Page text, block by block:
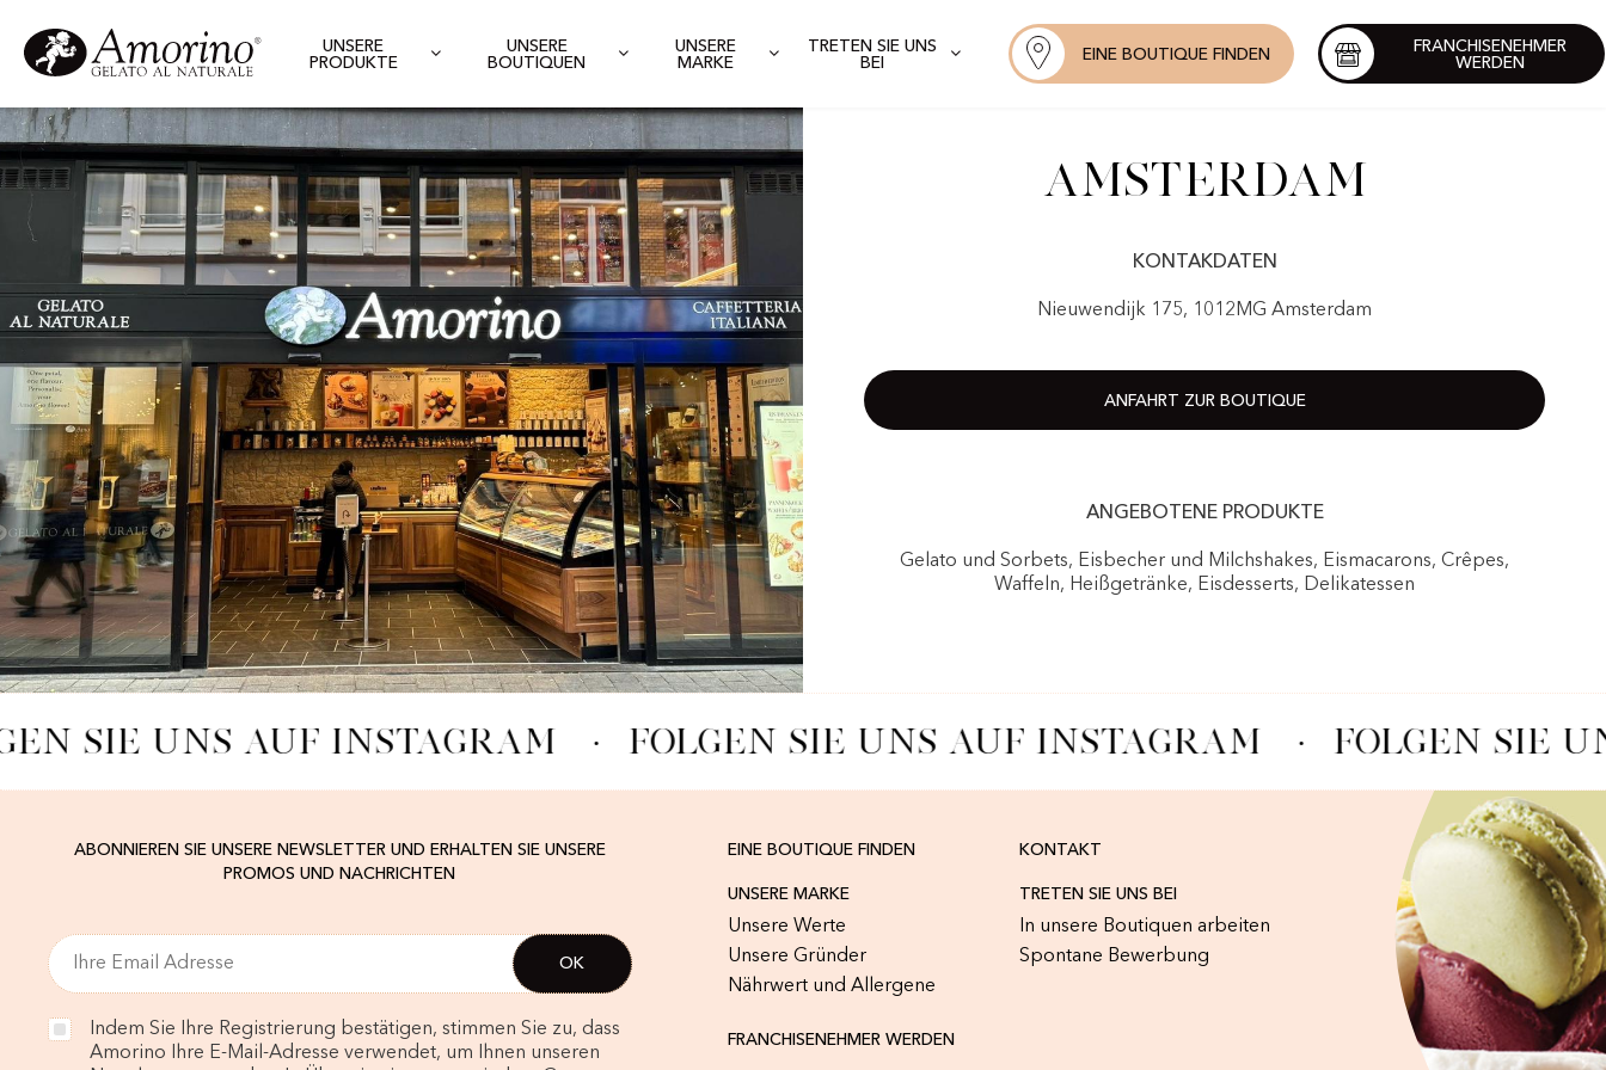
UNSERE
PRODUKTE
UNSERE
BOUTIQUEN
UNSERE
MARKE
TRETEN SIE UNS
BEI
EINE BOUTIQUE FINDEN
FRANCHISENEHMER
WERDEN
Amsterdam
KONTAKDATEN
Nieuwendijk 175, 1012MG Amsterdam
ANFAHRT ZUR BOUTIQUE
ANGEBOTENE PRODUKTE
Gelato und Sorbets, Eisbecher und Milchshakes, Eismacarons, Crêpes,
Waffeln, Heißgetränke, Eisdesserts, Delikatessen
SIE UNS AUF INSTAGRAM · FOLGEN SIE UNS AUF INSTAGRAM · FOLGEN SIE
ABONNIEREN SIE UNSERE NEWSLETTER UND ERHALTEN SIE UNSERE
PROMOS UND NACHRICHTEN
Indem Sie Ihre Registrierung bestätigen, stimmen Sie zu, dass
Amorino Ihre E-Mail-Adresse verwendet, um Ihnen unseren
EINE BOUTIQUE FINDEN KONTAKT
UNSERE MARKE
Unsere Werte
Unsere Gründer
Nährwert und Allergene
TRETEN SIE UNS BEI
In unsere Boutiquen arbeiten
Spontane Bewerbung
FRANCHISENEHMER WERDEN